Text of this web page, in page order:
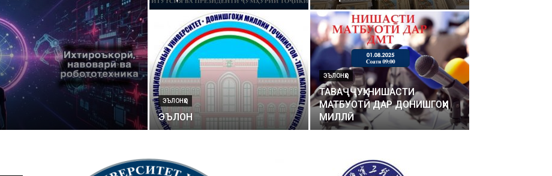
ЭЪЛОНҲО
ЭЪЛОН
ЭЪЛОНҲО
ТАВАҶҶУҲ! НИШАСТИ
МАТБУОТӢ ДАР ДОНИШГОҲИ
МИЛЛӢ